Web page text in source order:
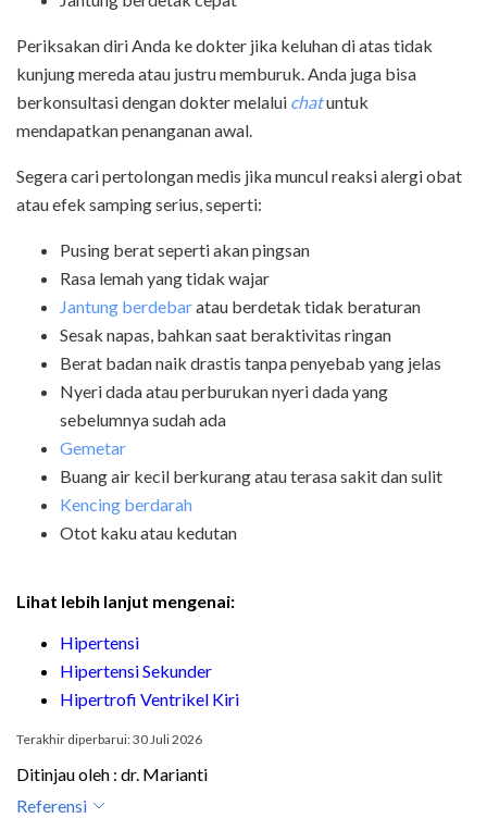
Periksakan diri Anda ke dokter jika keluhan di atas tidak
kunjung mereda atau justru memburuk. Anda juga bisa
berkonsultasi dengan dokter melalui chatuntuk
mendapatkan penanganan awal.
Segera cari pertolongan medis jika muncul reaksi alergi obat
atau efek samping serius, seperti:
Pusing berat seperti akan pingsan
Rasa lemah yang tidak wajar
Jantung berdebaratau berdetak tidak beraturan
Sesak napas, bahkan saat beraktivitas ringan
Berat badan naik drastis tanpa penyebab yang jelas
Nyeri dada atau perburukan nyeri dada yang
sebelumnya sudah ada
Gemetar
Buang air kecil berkurang atau terasa sakit dan sulit
Kencing berdarah
Otot kaku atau kedutan
Lihat lebih lanjut mengenai:
Hipertensi
Hipertensi Sekunder
Hipertrofi Ventrikel Kiri
Terakhir diperbarui: 30 Juli 2026